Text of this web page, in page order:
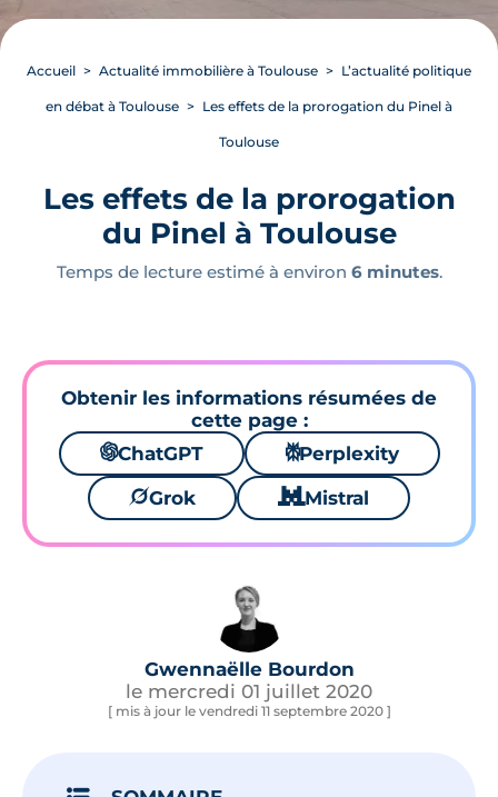
Accueil Actualité immobilière à Toulouse L’actualité politique
en débat à Toulouse Les effets de la prorogation du Pinel à
Toulouse
Les effets de la prorogation
du Pinel à Toulouse
Temps de lecture estimé à environ 6 minutes.
Obtenir les informations résumées de
cette page :
🌌ChatGPT ⚙Perplexity
🪐Grok 🐱 Mistral
Gwennaëlle Bourdon
le mercredi 01 juillet 2020
[ mis à jour le vendredi 11 septembre 2020 ]